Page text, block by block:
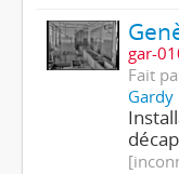
gar-
Fait
Gardy